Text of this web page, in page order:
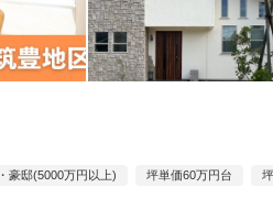
豪邸(5000万円以上) 坪単価60万円台